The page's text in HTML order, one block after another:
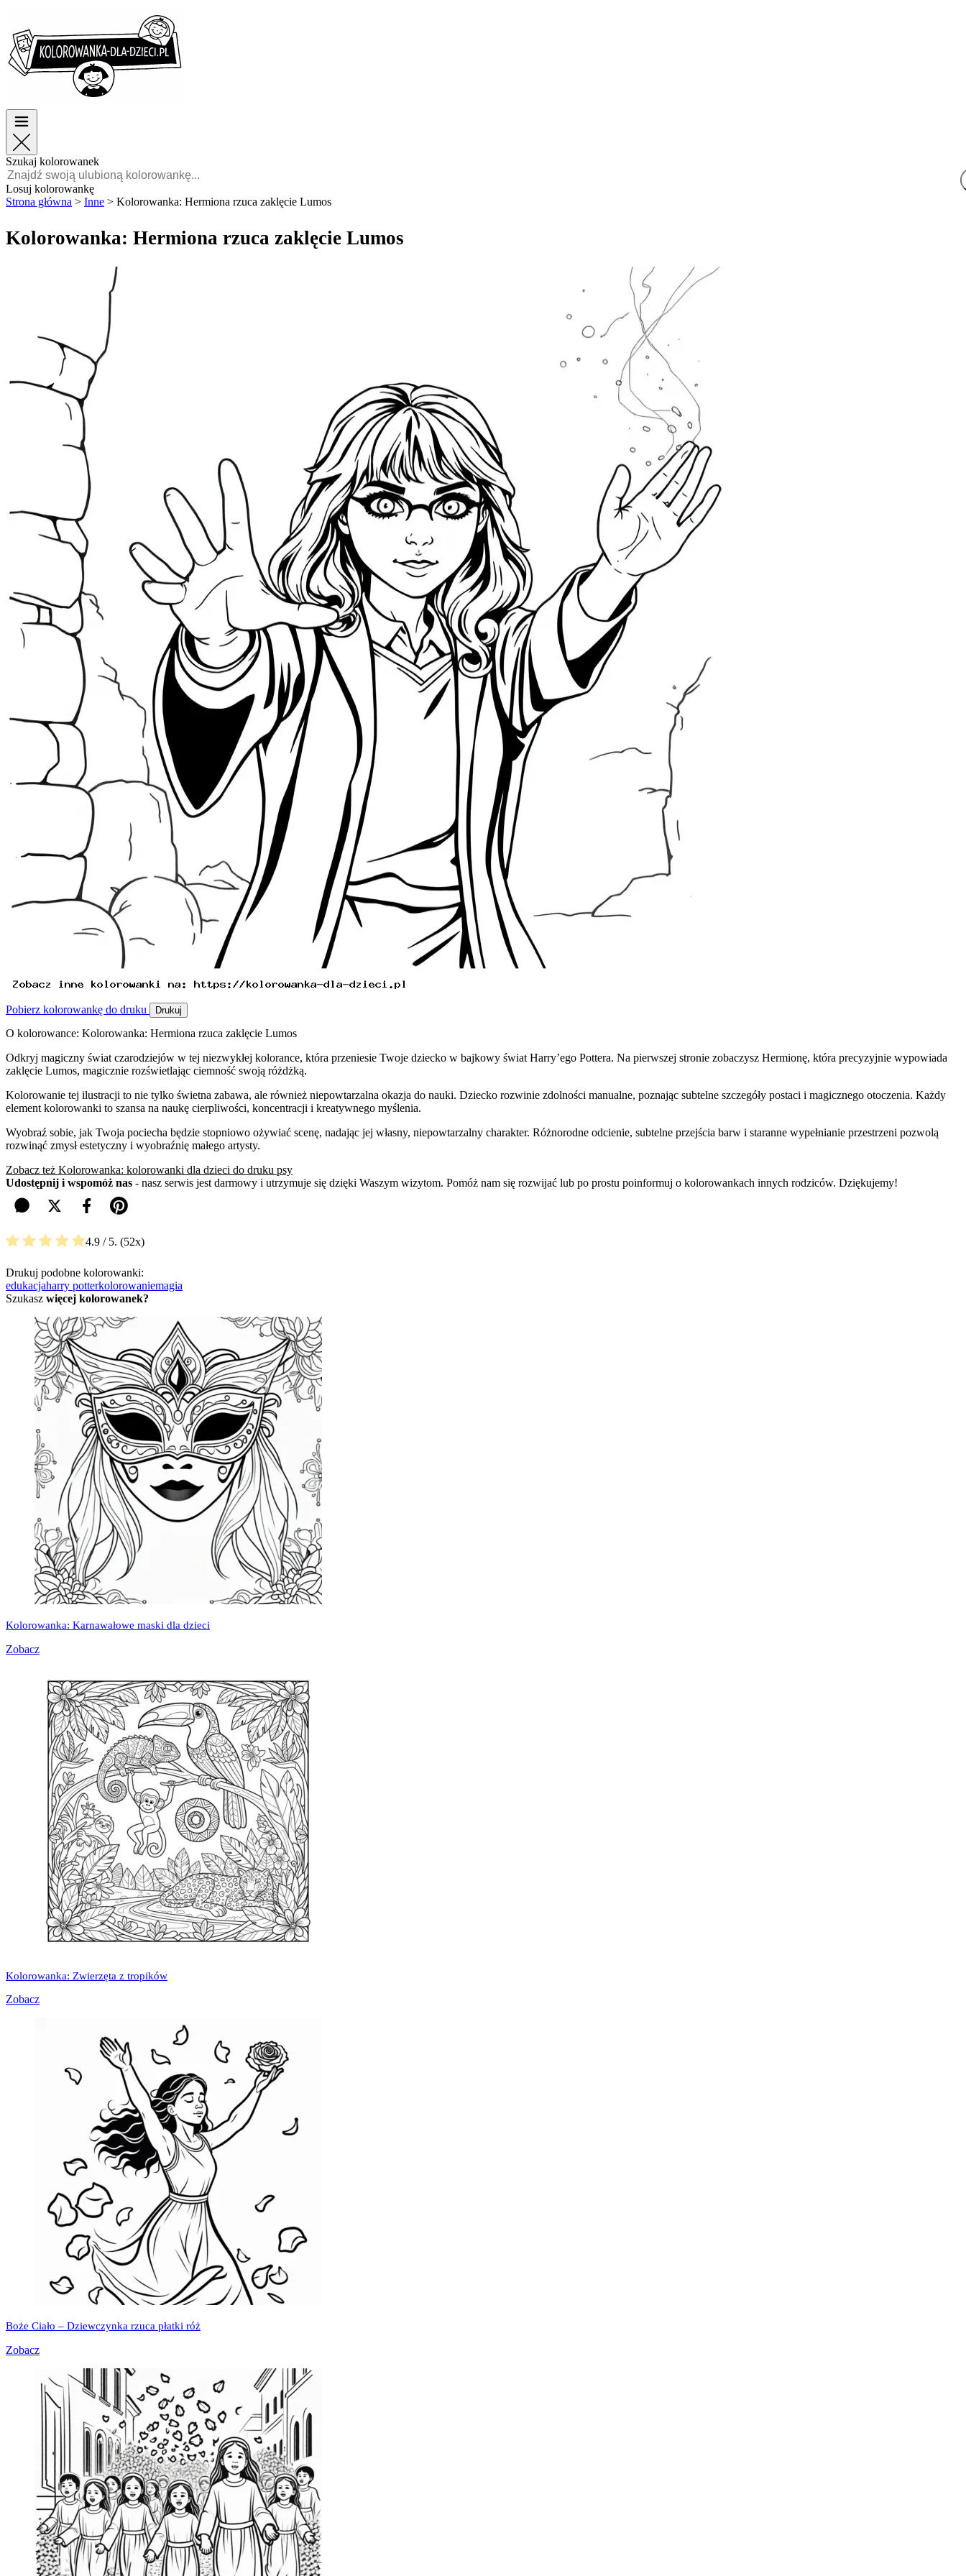
TOP kategorie
Dla chłopców
Dla dziewczynek
Polski
POLSKI
FRANÇAIS
MALAGASY
TIẾNG
TOP kategorie
Dla chłopców
Dla dziewczynek
Szukaj kolorowanek
Losuj kolorowankę
Strona główna > Inne > Kolorowanka: Hermiona rzuca zaklęcie Lumos
Kolorowanka: Hermiona rzuca zaklęcie Lumos
Pobierz kolorowankę do druku Drukuj
O kolorowance: Kolorowanka: Hermiona rzuca zaklęcie Lumos
Odkryj magiczny świat czarodziejów w tej niezwykłej kolorance, która przeniesie Twoje dziecko w bajkowy świat Harry’ego Pottera. Na pierwszej stronie zobaczysz Hermionę, która precyzyjnie wypowiada
zaklęcie Lumos, magicznie rozświetlając ciemność swoją różdżką.
Kolorowanie tej ilustracji to nie tylko świetna zabawa, ale również niepowtarzalna okazja do nauki. Dziecko rozwinie zdolności manualne, poznając subtelne szczegóły postaci i magicznego otoczenia. Każdy
element kolorowanki to szansa na naukę cierpliwości, koncentracji i kreatywnego myślenia.
Wyobraź sobie, jak Twoja pociecha będzie stopniowo ożywiać scenę, nadając jej własny, niepowtarzalny charakter. Różnorodne odcienie, subtelne przejścia barw i staranne wypełnianie przestrzeni pozwolą
rozwinąć zmysł estetyczny i wyobraźnię małego artysty.
Zobacz też Kolorowanka: kolorowanki dla dzieci do druku psy
Udostępnij i wspomóż nas - nasz serwis jest darmowy i utrzymuje się dzięki Waszym wizytom. Pomóż nam się rozwijać lub po prostu poinformuj o kolorowankach innych rodziców. Dziękujemy!
4.9 / 5. 52
Drukuj podobne kolorowanki:
edukacjaharry potterkolorowaniemagia
Szukasz więcej kolorowanek?
Kolorowanka: Karnawałowe maski dla dzieci
Zobacz
Kolorowanka: Zwierzęta z tropików
Zobacz
Boże Ciało – Dziewczynka rzuca płatki róż
Zobacz